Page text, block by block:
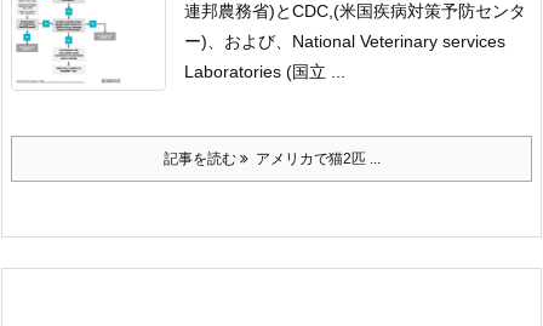
連邦農務省)とCDC,(米国疾病対策予防センタ
ー)、および、National Veterinary services
Laboratories (国立 ...
記事を読む アメリカで猫2匹 ...